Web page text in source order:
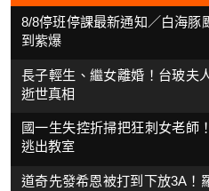
8/8停班停課最新通知／白海豚
到紫爆
長子輕生、繼女離婚！台玻
逝世真相
國一生失控折掃把狂刺女老
逃出教室
道奇先發希恩被打到下放3A！